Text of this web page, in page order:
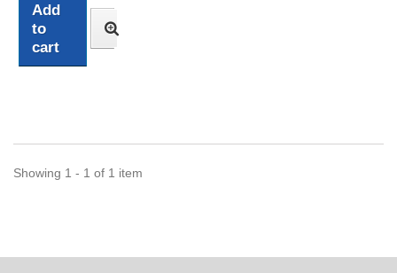
Add
to
cart
Showing 1 - 1 of 1 item